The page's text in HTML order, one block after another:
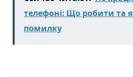
телефоні: Що робити та
помилку